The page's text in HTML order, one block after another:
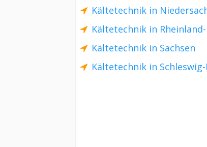
Kältetechnik in
Kältetechnik in
Kältetechnik in Sachsen
Kältetechnik in